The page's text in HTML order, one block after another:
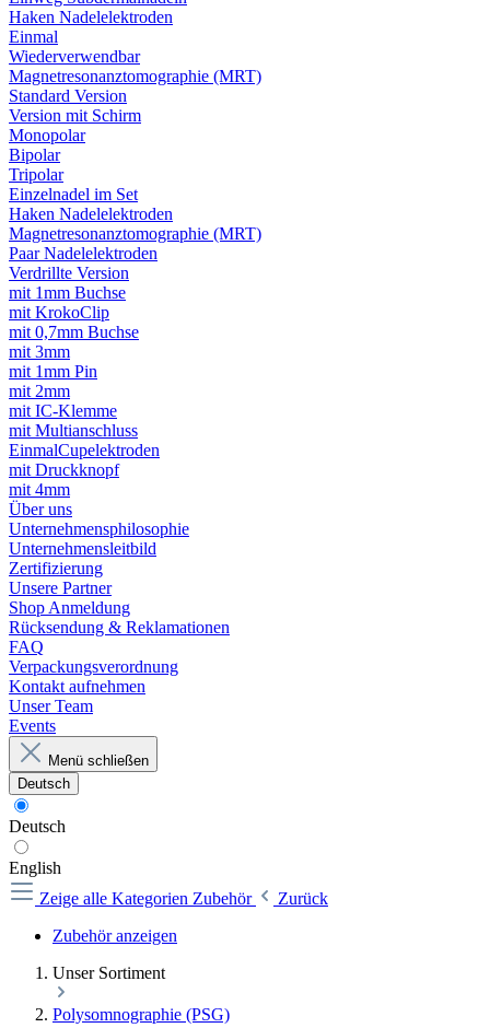
Haken Nadelelektroden
Einmal
Wiederverwendbar
Magnetresonanztomographie (MRT)
Standard Version
Version mit Schirm
Monopolar
Bipolar
Tripolar
Einzelnadel im Set
Haken Nadelelektroden
Magnetresonanztomographie (MRT)
Paar Nadelelektroden
Verdrillte Version
mit 1mm Buchse
mit KrokoClip
mit 0,7mm Buchse
mit 3mm
mit 1mm Pin
mit 2mm
mit IC-Klemme
mit Multianschluss
EinmalCupelektroden
mit Druckknopf
mit 4mm
Über uns
Unternehmensphilosophie
Unternehmensleitbild
Zertifizierung
Unsere Partner
Shop Anmeldung
Rücksendung & Reklamationen
FAQ
Verpackungsverordnung
Kontakt aufnehmen
Unser Team
Events
Menü schließen
Deutsch
Deutsch
English
Zeige alle Kategorien Zubehör
Zurück
Zubehör anzeigen
Unser Sortiment
Polysomnographie (PSG)